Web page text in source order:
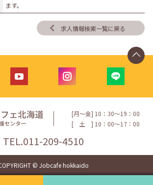
ます。
求人情報検索一覧に戻る
[月〜金] 10：30〜19：00
[
土 ] 10：00〜17：00
TEL.011-209-4510
© Jobcafe hokkaido